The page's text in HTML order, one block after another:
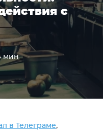
с
мин
в Телеграме,